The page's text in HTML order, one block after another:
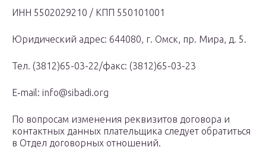
ИНН 5502029210 / КПП 550101001
Юридический адрес: 644080, г. Омск, пр. Мира, д. 5.
Тел. (3812)65-03-22/факс: (3812)65-03-23
E‑mail: info@sibadi.org
По вопросам изменения реквизитов договора и
контактных данных плательщика следует обратиться
в Отдел договорных отношений.